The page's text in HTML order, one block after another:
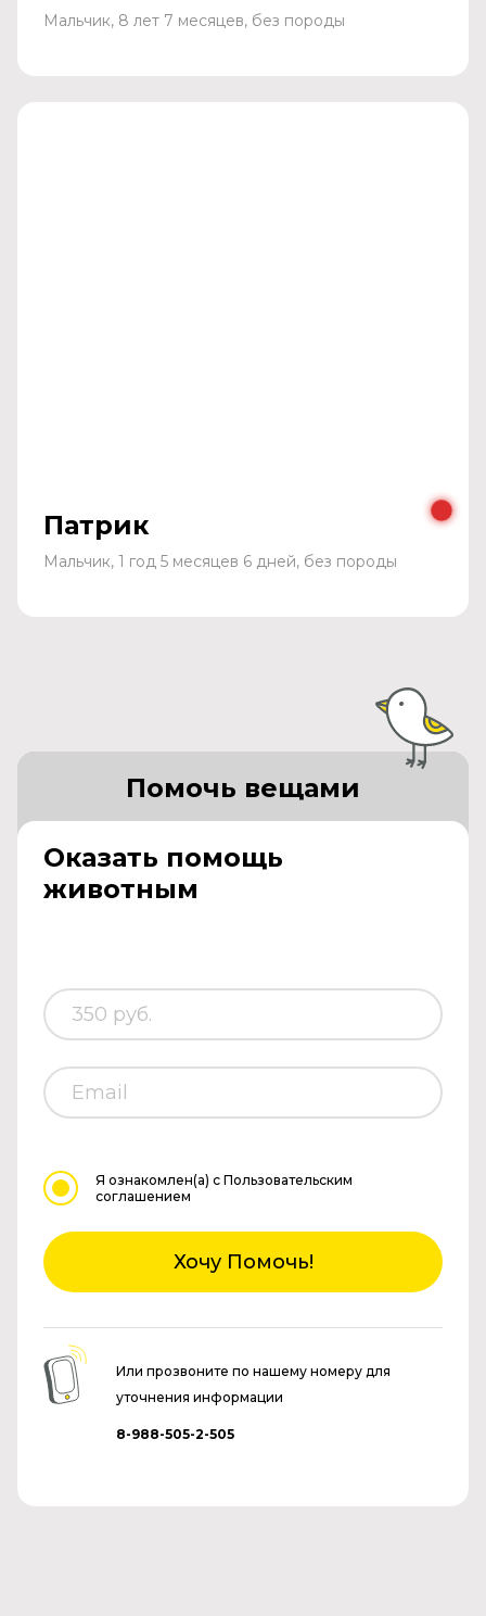
Мальчик, 8 лет 7 месяцев, без породы
Патрик
Мальчик, 1 год 5 месяцев 6 дней, без породы
Оказать помощь
животным
Помочь вещами
Я ознакомлен(а) с Пользовательским
соглашением
Хочу Помочь!
Или прозвоните по нашему номеру для
уточнения информации
8-988-505-2-505